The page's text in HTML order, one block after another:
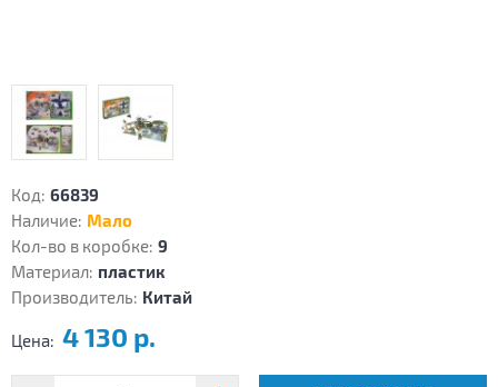
Код: 66839
Наличие: Мало
Кол-во в коробке: 9
Материал: пластик
Производитель: Китай
Цена: 4 130 р.